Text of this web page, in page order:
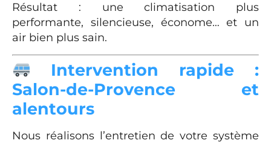
Résultat : une climatisation plus
performante, silencieuse, économe… et un
air bien plus sain.
Intervention rapide :
Salon-de-Provence et
alentours
Nous réalisons l’entretien de votre système